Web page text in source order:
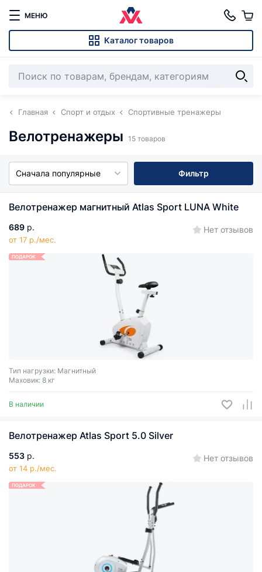
МЕНЮ
Каталог товаров
Главная Спорт и отдых Спортивные тренажеры
Велотренажеры 15 товаров
Сначала популярные Фильтр
Велотренажер магнитный Atlas Sport LUNA White
689 р.
от 17 р./мес.
Нет отзывов
ПОДАРОК
Тип нагрузки: Магнитный
Маховик: 8 кг
В наличии
Велотренажер Atlas Sport 5.0 Silver
553 р.
от 14 р./мес.
Нет отзывов
ПОДАРОК